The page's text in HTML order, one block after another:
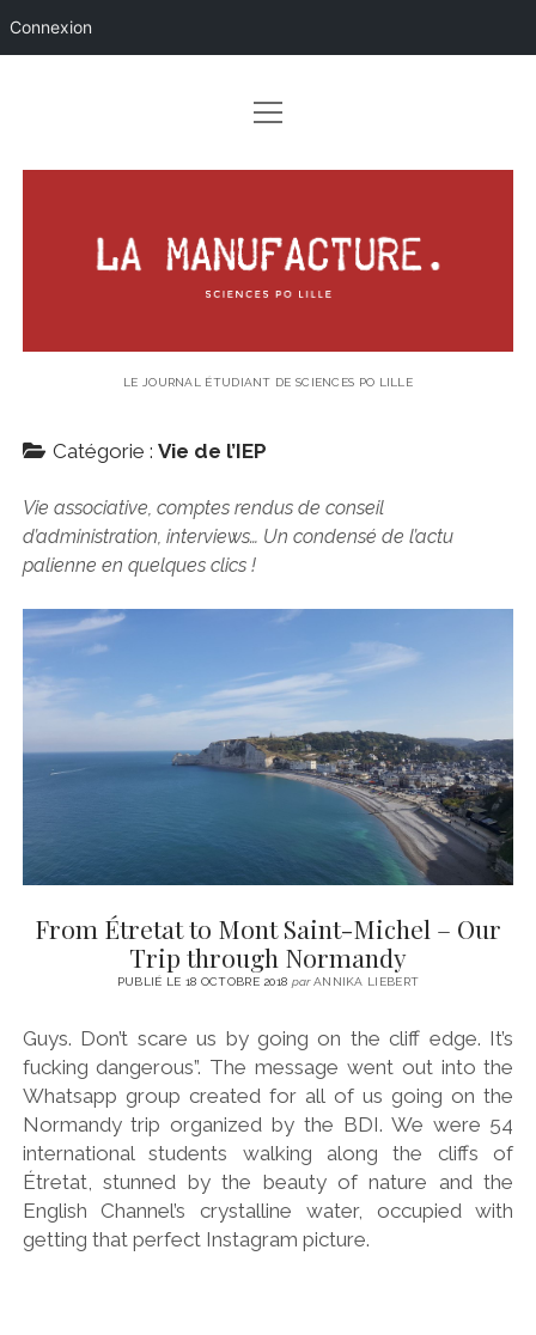
Connexion
ACCUEIL
PACOTILLE
LILLOISERIES
AUX FOURNEAUX !
EXPOSITIONS
CINÉMA
CARNETS DE 3A
INTERNATIONAL
ÉCONOMIE
SANTÉ
instagram
emailemail-
ouvrir
menu
MANUFACTURE.
LE JOURNAL ÉTUDIANT DE SCIENCES PO LILLE
Catégorie : Vie de l’IEP
Vie associative, comptes rendus de conseil
d’administration, interviews… Un condensé de l’actu
palienne en quelques clics !
From Étretat to Mont Saint-Michel – Our
Trip through Normandy
PUBLIÉ LE 18 OCTOBRE 2018 parANNIKA LIEBERT
Guys. Don’t scare us by going on the cliff edge. It’s
fucking dangerous”. The message went out into the
Whatsapp group created for all of us going on the
Normandy trip organized by the BDI. We were 54
international students walking along the cliffs of
Étretat, stunned by the beauty of nature and the
English Channel’s crystalline water, occupied with
getting that perfect Instagram picture.